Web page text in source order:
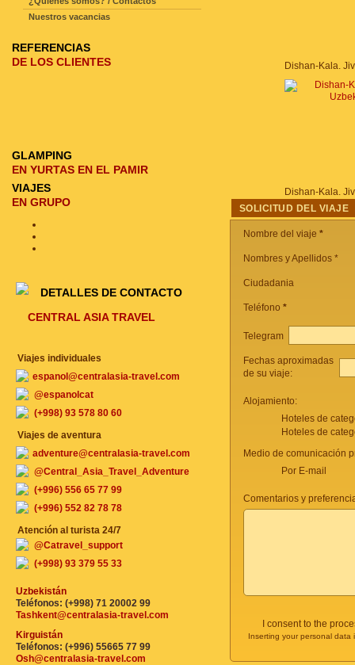
Dishan-Kala.
Dishan-Kala.
SOLICITUD DEL VIAJE
Nombre del viaje *
Nombres y Apellidos *
Ciudadania
Teléfono *
Telegram
Fechas aproximadas
de su viaje:
Alojamiento:
Hoteles de
Hoteles de
Medio de comunicación
Por E-mail
Comentarios y
I consent to the
Inserting your personal
Nuestros vacancias
REFERENCIAS
DE LOS CLIENTES
GLAMPING
EN YURTAS EN EL PAMIR
VIAJES
EN GRUPO
DETALLES DE CONTACTO
CENTRAL ASIA TRAVEL
Viajes individuales
espanol@centralasia-travel.com
@espanolcat
(+998) 93 578 80 60
Viajes de aventura
adventure@centralasia-travel.com
@Central_Asia_Travel_Adventure
(+996) 556 65 77 99
(+996) 552 82 78 78
Atención al turista 24/7
@Catravel_support
(+998) 93 379 55 33
Uzbekistán
Teléfonos: (+998) 71 20002 99
Tashkent@centralasia-travel.com
Kirguistán
Teléfonos: (+996) 55665 77 99
Osh@centralasia-travel.com